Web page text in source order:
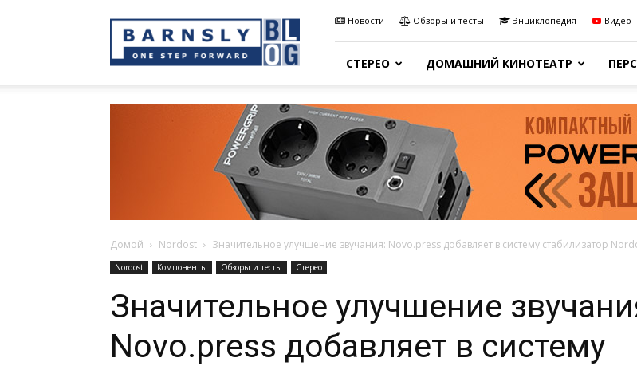
Sound
Blog
Новости Обзоры и тесты Энциклопедия Видео
СТЕРЕО ДОМАШНИЙ КИНОТЕАТР
Домой Nordost Значительное улучшение звучания: Novo.press добавляет в систему стабилизатор
Nordost Компоненты Обзоры и тесты Стерео
Значительное улучшение
Novo.press добавляет в систему